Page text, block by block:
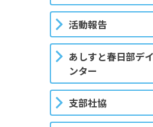
活動報告
あしすと春日部デ
ンター
支部社協